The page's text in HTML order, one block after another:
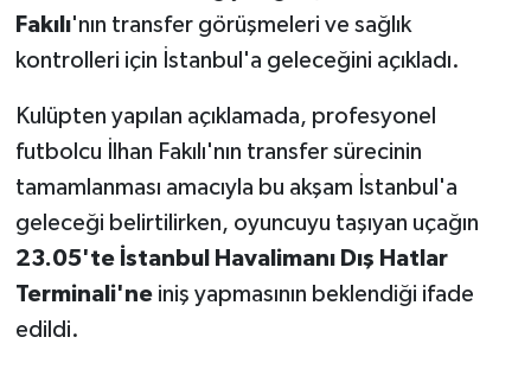
Fakılı'nın transfer görüşmeleri ve sağlık
kontrolleri için İstanbul'a geleceğini açıkladı.
Kulüpten yapılan açıklamada, profesyonel
futbolcu İlhan Fakılı'nın transfer sürecinin
tamamlanması amacıyla bu akşam İstanbul'a
geleceği belirtilirken, oyuncuyu taşıyan uçağın
23.05'te İstanbul Havalimanı Dış Hatlar
Terminali'neiniş yapmasının beklendiği ifade
edildi.